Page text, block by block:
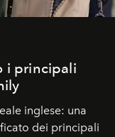
i principali
inglese: una
dei principali